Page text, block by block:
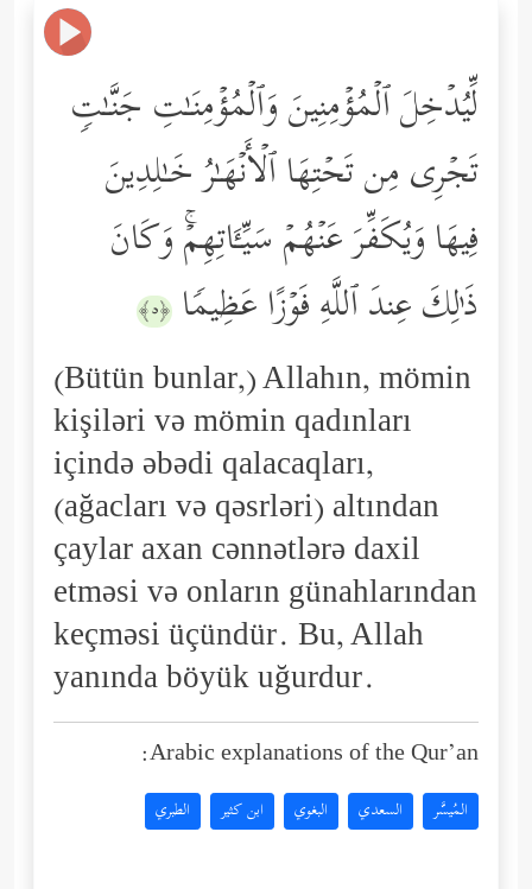
لِّیُدۡخِلَ ٱلۡمُؤۡمِنِینَ وَٱلۡمُؤۡمِنَـٰتِ جَنَّـٰتࣲ
تَجۡرِی مِن تَحۡتِهَا ٱلۡأَنۡهَـٰرُ خَـٰلِدِینَ
فِیهَا وَیُكَفِّرَ عَنۡهُمۡ سَیِّـَٔاتِهِمۡۚ وَكَانَ
ذَ ٰ⁠لِكَ عِندَ ٱللَّهِ فَوۡزًا عَظِیمࣰا ﴿٥﴾
(Bütün bunlar,) Allahın, mömin
kişiləri və mömin qadınları
içində əbədi qalacaqları,
(ağacları və qəsrləri) altından
çaylar axan cənnətlərə daxil
etməsi və onların günahlarından
keçməsi üçündür. Bu, Allah
yanında böyük uğurdur.
Arabic explanations of the Qur’an:
المُيسَّر السعدي البغوي ابن كثير الطبري